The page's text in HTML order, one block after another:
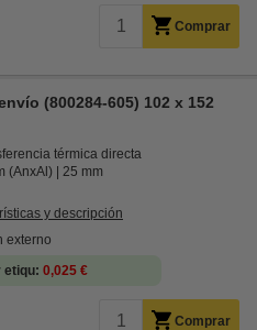
Comprar
(800284-605) 102 x 152
térmica directa
(AnxAl)
25 mm
y descripción
externo
etiqu 0,025 €
Comprar